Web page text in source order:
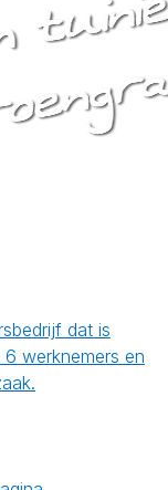
dat is
werknemers en